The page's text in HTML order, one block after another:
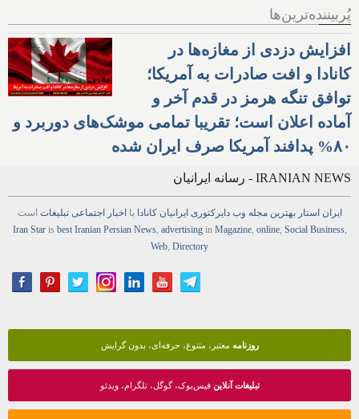
پُربیننده‌ترین‌ها
افزایش دزدی از مغازه‌ها در
کانادا و افت صادرات به آمریکا؛
توافق تنگه هرمز در قدم آخر و
آماده اعلان است؛ تقریبا تمامی موشک‌های دوربرد و
۸۰% پدافند آمریکا صرف ایران شده
IRANIAN NEWS - رسانه ایرانیان
ایران استار بهترین مجله وب دایرکتوری ایرانیان کانادا با اخبار اجتماعی تبلیغات است
Iran Staris best Iranian Persian News, advertisingin Magazine, online, Social Business,
Web, Directory
روزنامه معتبر، متنوع، حرفه‌ای، بدون گرایش
تبلیغات آنلاینفیس‌بوک، گوگل، تلگرام، ویدئو